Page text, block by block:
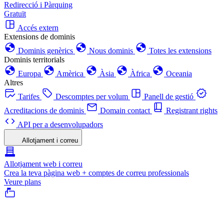
Redirecció i Pàrquing
Gratuït
Accés extern
Extensions de dominis
Dominis genèrics
Nous dominis
Totes les extensions
Dominis territorials
Europa
Amèrica Àsia Àfrica
Oceania
Altres
Tarifes
Descomptes per volum
Panell de gestió
Acreditacions de dominis
Domain contact
Registrant rights
API per a desenvolupadors
Allotjament i correu
Allotjament web i correu
Crea la teva pàgina web + comptes de correu professionals
Veure plans